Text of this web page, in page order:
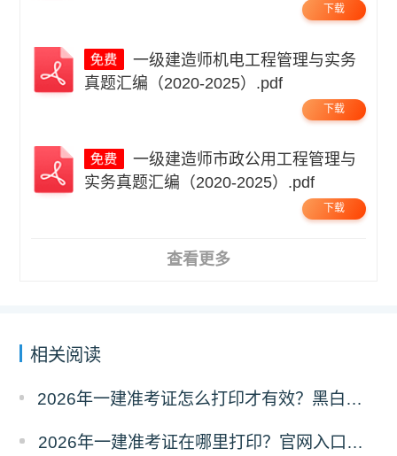
下载
一级建造师机电工程管理与实务
真题汇编（2020-2025）.pdf
下载
一级建造师市政公用工程管理与
实务真题汇编（2020-2025）.pdf
下载
查看更多
相关阅读
2026年一建准考证怎么打印才有效？黑白彩打有区别吗？
2026年一建准考证在哪里打印？官网入口是什么？